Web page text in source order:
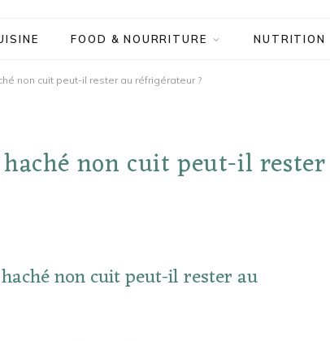
FOOD & NOURRITURE NUTRITION
non cuit peut-il rester au réfrigérateur ?
non cuit peut-il rester
non cuit peut-il rester au